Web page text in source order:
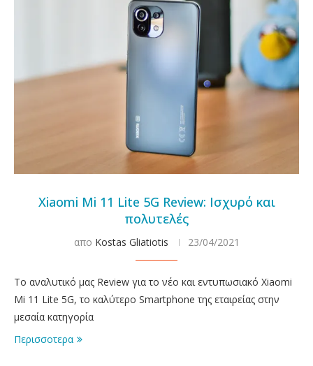
Xiaomi Mi 11 Lite 5G Review: Ισχυρό και
πολυτελές
απο Kostas Gliatiotis 23/04/2021
Το αναλυτικό μας Review για το νέο και εντυπωσιακό Xiaomi
Mi 11 Lite 5G, το καλύτερο Smartphone της εταιρείας στην
μεσαία κατηγορία
Περισσοτερα